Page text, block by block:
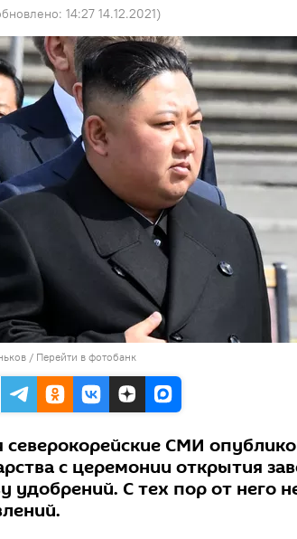
14:27 14.12.2021)
/ Перейти в фотобанк
северокорейские СМИ
с церемонии открытия
удобрений. С тех пор от него